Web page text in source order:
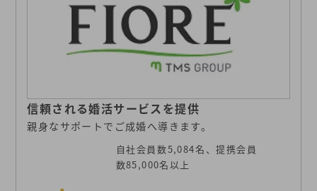
信頼される婚活サービスを提供
親身なサポートでご成婚へ導きます。
自社会員数5,084名、提携会員
数85,000名以上